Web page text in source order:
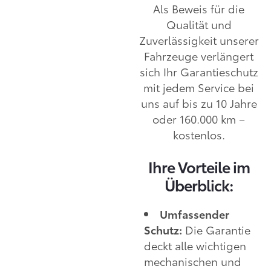
Als Beweis für die
Qualität und
Zuverlässigkeit unserer
Fahrzeuge verlängert
sich Ihr Garantieschutz
mit jedem Service bei
uns auf bis zu 10 Jahre
oder 160.000 km –
kostenlos.
Ihre Vorteile im
Überblick:
Umfassender
Schutz: Die Garantie
deckt alle wichtigen
mechanischen und